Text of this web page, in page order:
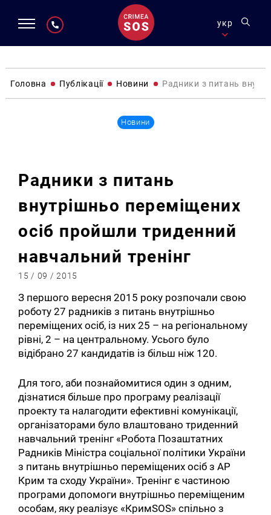
укр
Головна Публікації Новини Радники з питань
Новини
Радники з питань
внутрішньо переміщених
осіб пройшли триденний
навчальний тренінг
15 / 09 / 2015
З першого вересня 2015 року розпочали свою
роботу 27 радників з питань внутрішньо
переміщених осіб, із них 25 – на регіональному
рівні, 2 – на центральному. Усього було
відібрано 27 кандидатів із більш ніж 120.
Для того, аби познайомитися один з одним,
дізнатися більше про програму реалізації
проекту та налагодити ефективні комунікації,
організаторами було влаштовано триденний
навчальний тренінг «Робота Позаштатних
Радників Міністра соціальної політики України
з питань внутрішньо переміщених осіб з АР
Крим та сходу України». Тренінг є частиною
програми допомоги внутрішньо переміщеним
особам, яку реалізує «КримSOS» спільно з